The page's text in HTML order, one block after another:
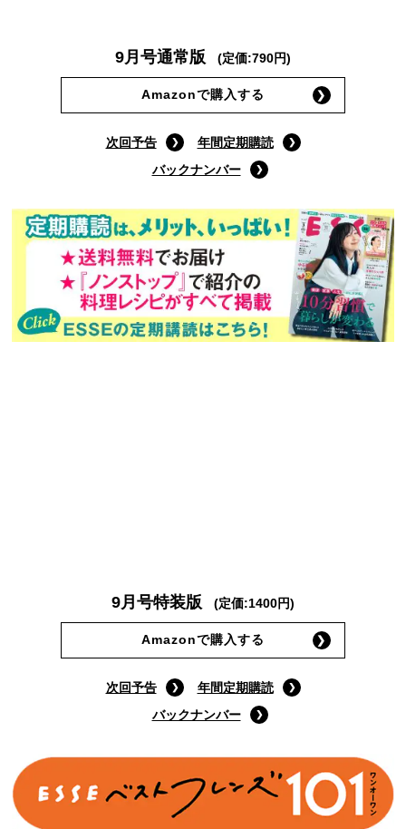
Amazonで購入する
次回予告
年間定期購読
バックナンバー
Amazonで購入する